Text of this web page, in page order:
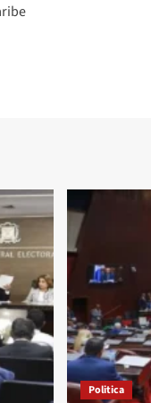
Politica